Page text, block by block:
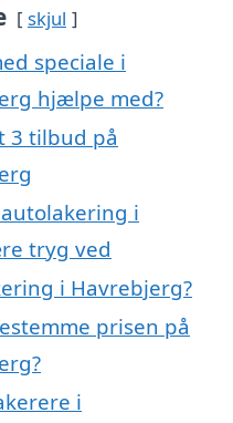
skjul
speciale i
hjælpe med?
3 tilbud på
i
tryg ved
i Havrebjerg?
prisen på
i